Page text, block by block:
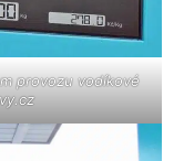
provozu vodíkové